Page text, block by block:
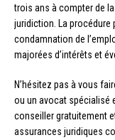
trois ans à compter de
juridiction. La procédure
condamnation de
majorées d’intérêts et
N’hésitez pas à vous
ou un avocat spécialisé
conseiller gratuitement
assurances juridiques